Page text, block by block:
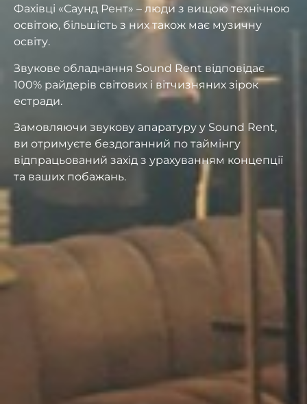
Фахівці «Саунд Рент» – люди з вищою технічною
освітою, більшість з них також має музичну
освіту.
Звукове обладнання Sound Rent відповідає
100% райдерів світових і вітчизняних зірок
естради.
Замовляючи звукову апаратуру у Sound Rent,
ви отримуєте бездоганний по таймінгу
відпрацьований захід з урахуванням концепції
та ваших побажань.